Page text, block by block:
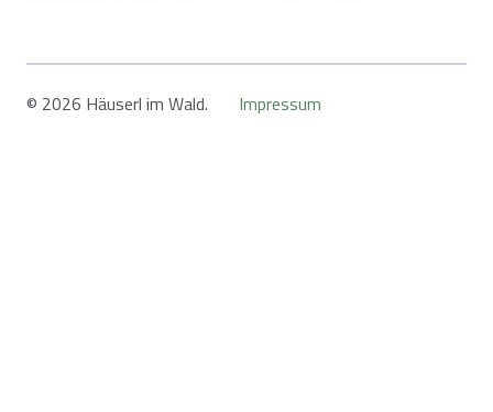
© 2026 Häuserl im Wald. Impressum